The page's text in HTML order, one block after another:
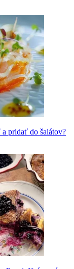
a pridať do šalátov?